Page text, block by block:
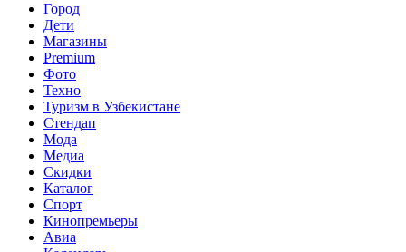
Город
Дети
Магазины
Premium
Фото
Техно
Туризм в Узбекистане
Стендап
Мода
Медиа
Скидки
Каталог
Спорт
Кинопремьеры
Авиа